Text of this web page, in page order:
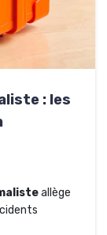
: les
allège